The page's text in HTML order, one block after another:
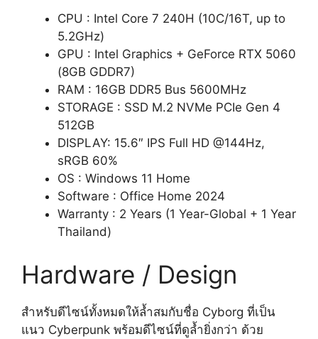
CPU : Intel Core 7 240H (10C/16T, up to
5.2GHz)
GPU : Intel Graphics + GeForce RTX 5060
(8GB GDDR7)
RAM : 16GB DDR5 Bus 5600MHz
STORAGE : SSD M.2 NVMe PCIe Gen 4
512GB
DISPLAY: 15.6″ IPS Full HD @144Hz,
sRGB 60%
OS : Windows 11 Home
Software : Office Home 2024
Warranty : 2 Years (1 Year-Global + 1 Year
Thailand)
Hardware / Design
สำหรับดีไซน์ทั้งหมดให้ล้ำสมกับชื่อ Cyborg ที่เป็น
แนว Cyberpunk พร้อมดีไซน์ที่ดูล้ำยิ่งกว่า ด้วย